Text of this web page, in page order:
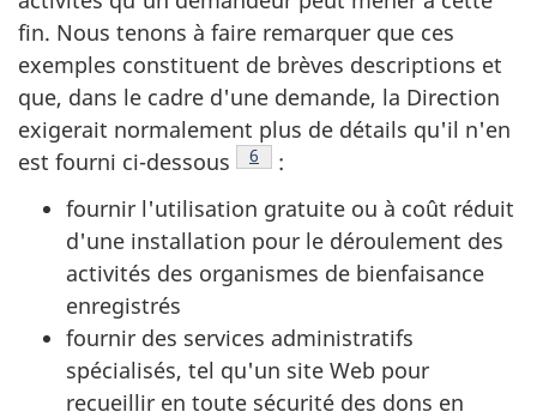
fin. Nous tenons à faire remarquer que ces
exemples constituent de brèves descriptions et
que, dans le cadre d'une demande, la Direction
exigerait normalement plus de détails qu'il n'en
est fourni ci-dessous
Note de bas de page
6
:
fournir l'utilisation gratuite ou à coût réduit
d'une installation pour le déroulement des
activités des organismes de bienfaisance
enregistrés
fournir des services administratifs
spécialisés, tel qu'un site Web pour
recueillir en toute sécurité des dons en